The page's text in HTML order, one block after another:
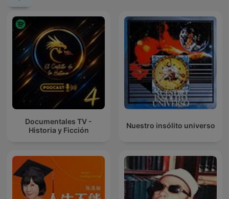
Documentales TV -
Historia y Ficción
Nuestro insólito universo